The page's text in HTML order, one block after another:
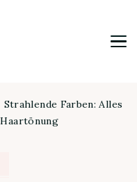
Strahlende Farben: Alles